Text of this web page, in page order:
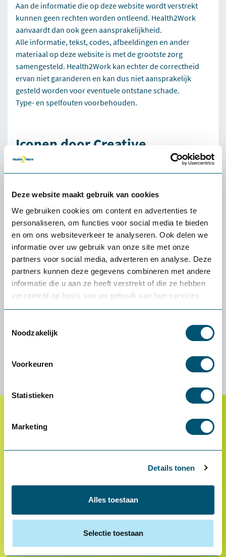
Deze website maakt gebruik van cookies
We gebruiken cookies om content en advertenties te
personaliseren, om functies voor social media te bieden
en om ons websiteverkeer te analyseren. Ook delen we
informatie over uw gebruik van onze site met onze
partners voor social media, adverteren en analyse. Deze
partners kunnen deze gegevens combineren met andere
informatie die u aan ze heeft verstrekt of die ze hebben
verzameld op basis van uw gebruik van hun services.
Noodzakelijk
Voorkeuren
Statistieken
Marketing
Details tonen
Alles toestaan
Selectie toestaan
Aan de informatie die op deze website wordt verstrekt
kunnen geen rechten worden ontleend. Health2Work
aanvaardt dan ook geen aansprakelijkheid.
Alle informatie, tekst, codes, afbeeldingen en ander
materiaal op deze website is met de grootste zorg
samengesteld. Health2Work kan echter de correctheid
ervan niet garanderen en kan dus niet aansprakelijk
gesteld worden voor eventuele ontstane schade.
Type- en spelfouten voorbehouden.
Iconen door Creative
Commons
die met de creative commons licentie gebruikt mogen
De credits gaan naar de volgende ontwerpers.
https://thenounproject.com/
Zorg icon
caring by Luis Prado from the Noun Project
Onderwijs icon
Teacher by TukTuk Design from the Noun Project
Industrie icon
Welder by Luis Prado from the Noun Project
Kantoor icon (combinatie van 2 iconen)
work place by ProSymbols from the Noun Project
Klantenservice
Proefplaatsing
Retourneren
OCI-koppeling